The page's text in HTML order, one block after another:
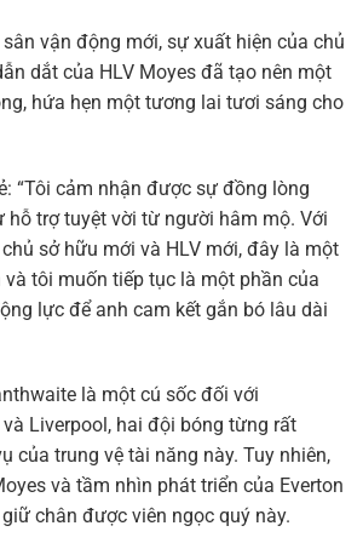
vận động mới, sự xuất hiện của chủ
dắt của HLV Moyes đã tạo nên một
hứa hẹn một tương lai tươi sáng cho
“Tôi cảm nhận được sự đồng lòng
hỗ trợ tuyệt vời từ người hâm mộ. Với
sở hữu mới và HLV mới, đây là một
tôi muốn tiếp tục là một phần của
lực để anh cam kết gắn bó lâu dài
là một cú sốc đối với
và Liverpool, hai đội bóng từng rất
của trung vệ tài năng này. Tuy nhiên,
và tầm nhìn phát triển của Everton
chân được viên ngọc quý này.